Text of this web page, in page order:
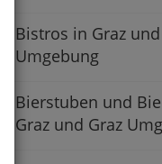
Bistros in Graz
Umgebung
Bierstuben und
Graz und Graz